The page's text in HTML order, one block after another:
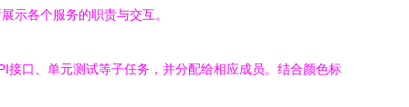
示各个服务的职责与交互。
口、单元测试等子任务，并分配给相应成员。结合颜色标